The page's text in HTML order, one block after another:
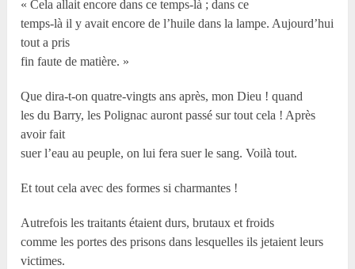
« Cela allait encore dans ce temps-là ; dans ce
temps-là il y avait encore de l’huile dans la lampe. Aujourd’hui
tout a pris
fin faute de matière. »
Que dira-t-on quatre-vingts ans après, mon Dieu ! quand
les du Barry, les Polignac auront passé sur tout cela ! Après
avoir fait
suer l’eau au peuple, on lui fera suer le sang. Voilà tout.
Et tout cela avec des formes si charmantes !
Autrefois les traitants étaient durs, brutaux et froids
comme les portes des prisons dans lesquelles ils jetaient leurs
victimes.